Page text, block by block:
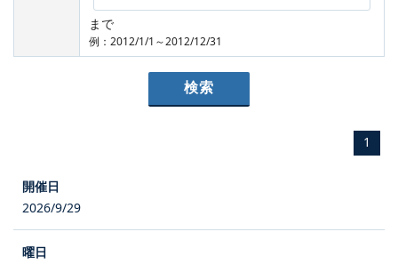
まで
例：2012/1/1～2012/12/31
1
2026/9/29